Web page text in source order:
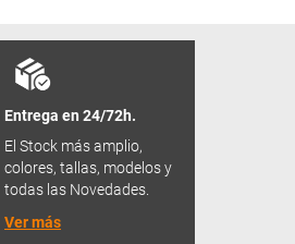
Entrega en 24/72h.
El Stock más amplio,
colores, tallas, modelos y
todas las Novedades.
Ver más